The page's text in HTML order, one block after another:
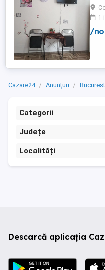
1
/
Cazare24 Anunțuri
Categorii
Județe
Localități
Descarcă aplicația